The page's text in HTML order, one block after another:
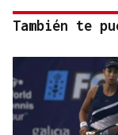
También te